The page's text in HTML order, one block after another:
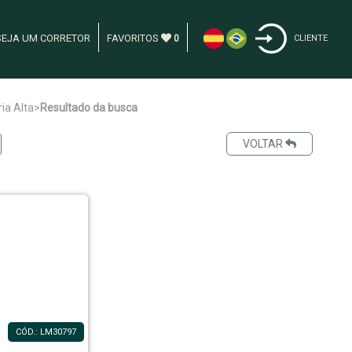
CLIENTE
UM CORRETOR FAVORITOS 0
Alta>Resultado da busca
VOLTAR
CÓD.: LM30797